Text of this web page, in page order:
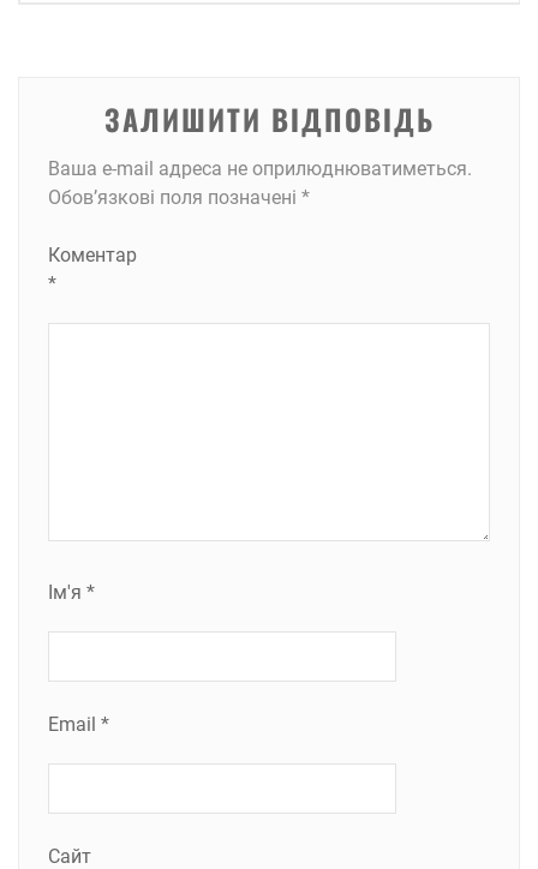
ЗАЛИШИТИ ВІДПОВІДЬ
Ваша e-mail адреса не оприлюднюватиметься.
Обов’язкові поля позначені *
Коментар
*
Ім'я *
Email *
Сайт